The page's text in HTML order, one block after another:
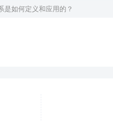
是如何定义和应用的？